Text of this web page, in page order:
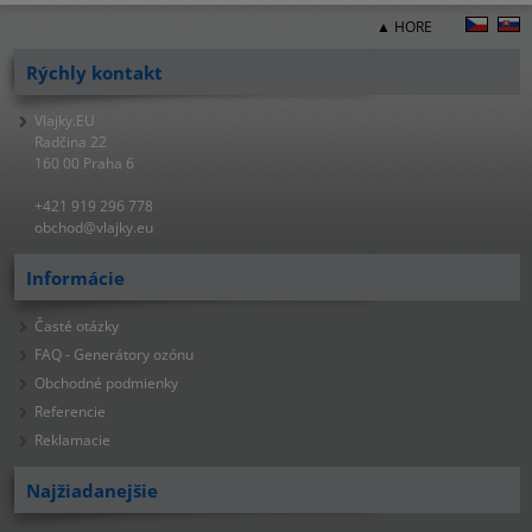
▲ HORE
Rýchly kontakt
Vlajky.EU
Radčina 22
160 00 Praha 6
+421 919 296 778
obchod@vlajky.eu
Informácie
Časté otázky
FAQ - Generátory ozónu
Obchodné podmienky
Referencie
Reklamacie
Najžiadanejšie